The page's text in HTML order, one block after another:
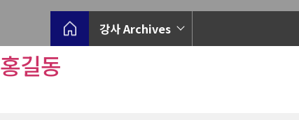
강사 Archives
홍길동